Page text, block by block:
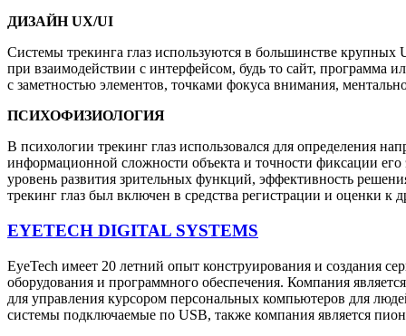
ДИЗАЙН UX/UI
Системы трекинга глаз используются в большинстве
при взаимодействии с интерфейсом, будь то сайт, программа
с заметностью элементов, точками фокуса внимания,
ПСИХОФИЗИОЛОГИЯ
В психологии трекинг глаз использовался для определения
информационной сложности объекта и точности фиксации
уровень развития зрительных функций, эффективность
трекинг глаз был включен в средства регистрации и оценки
EYETECH DIGITAL SYSTEMS
EyeTech имеет 20 летний опыт конструирования и создания
оборудования и программного обеспечения. Компания
для управления курсором персональных компьютеров для
системы подключаемые по USB, также компания является